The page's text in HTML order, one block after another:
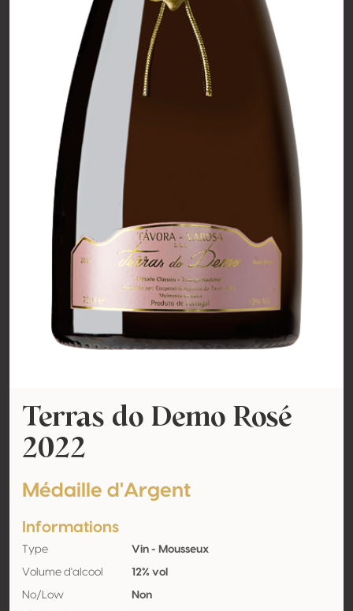
Terras do Demo Rosé
2022
Médaille d'Argent
Informations
Type Vin - Mousseux
Volume d'alcool 12% vol
No/Low Non